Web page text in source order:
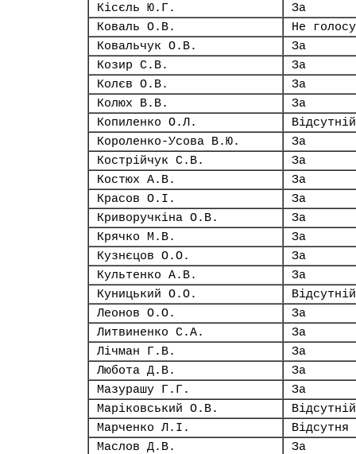
Кісєль Ю.Г.
За
Коваль О.В.
Не
Ковальчук О.В.
За
Козир С.В.
За
Колєв О.В.
За
Колюх В.В.
За
Копиленко О.Л.
Відсутній
Короленко-Усова В.Ю.
За
Кострійчук С.В.
За
Костюх А.В.
За
Красов О.І.
За
Криворучкіна О.В.
За
Крячко М.В.
За
Кузнєцов О.О.
За
Культенко А.В.
За
Куницький О.О.
Відсутній
Леонов О.О.
За
Литвиненко С.А.
За
Лічман Г.В.
За
Любота Д.В.
За
Мазурашу Г.Г.
За
Маріковський О.В.
Відсутній
Марченко Л.І.
Відсутня
Маслов Д.В.
За